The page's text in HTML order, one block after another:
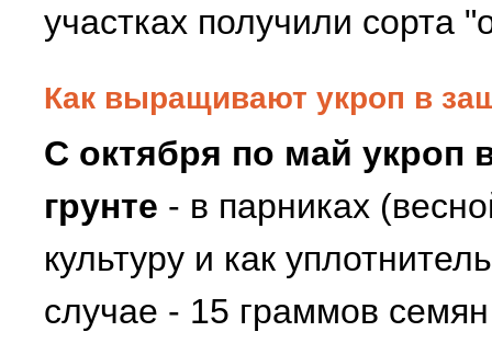
участках получили сорта
Как выращивают укроп в
С октября по май
грунте - в парниках
культуру и как
случае - 15 граммов